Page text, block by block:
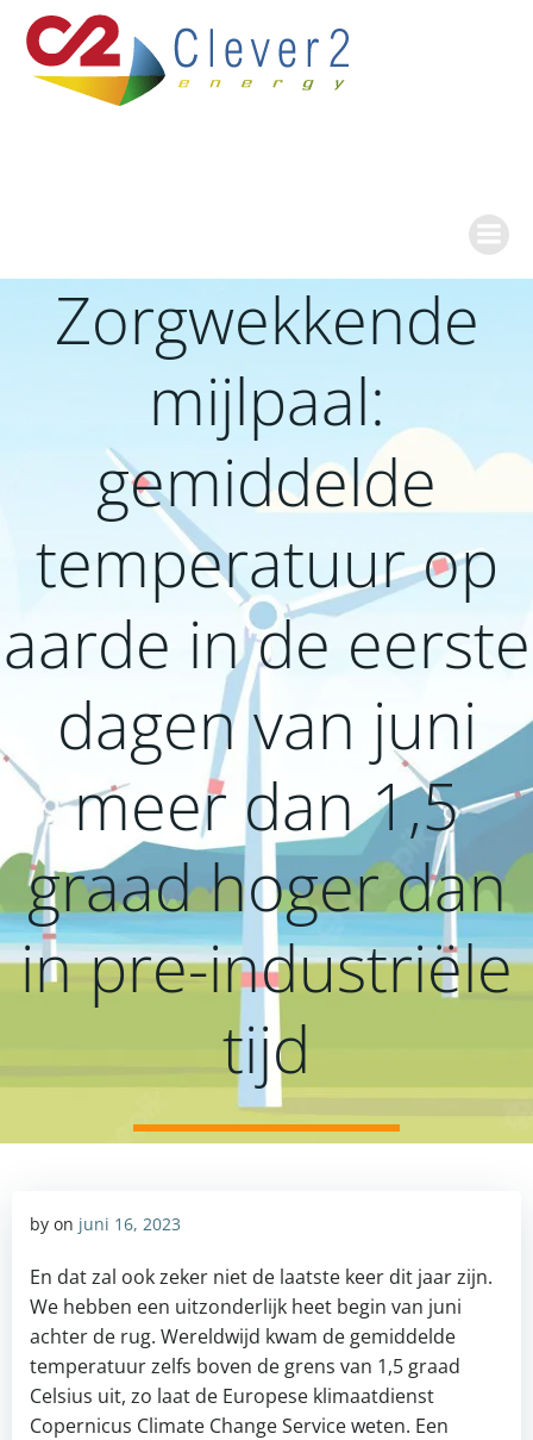
naar
de
inhoud
Zorgwekkende
mijlpaal:
gemiddelde
temperatuur op
aarde in de eerste
dagen van juni
meer dan 1,5
graad hoger dan
in pre-industriële
tijd
by on juni 16, 2023
En dat zal ook zeker niet de laatste keer dit jaar zijn.
We hebben een uitzonderlijk heet begin van juni
achter de rug. Wereldwijd kwam de gemiddelde
temperatuur zelfs boven de grens van 1,5 graad
Celsius uit, zo laat de Europese klimaatdienst
Copernicus Climate Change Service weten. Een